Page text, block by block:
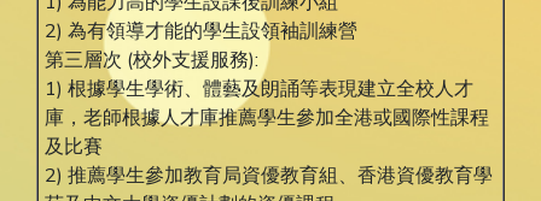
2) 為有領導才能的學生設領袖訓練營
第三層次 (校外支援服務):
1) 根據學生學術、體藝及朗誦等表現建立全校人才
庫，老師根據人才庫推薦學生參加全港或國際性課程
及比賽
2) 推薦學生參加教育局資優教育組、香港資優教育學